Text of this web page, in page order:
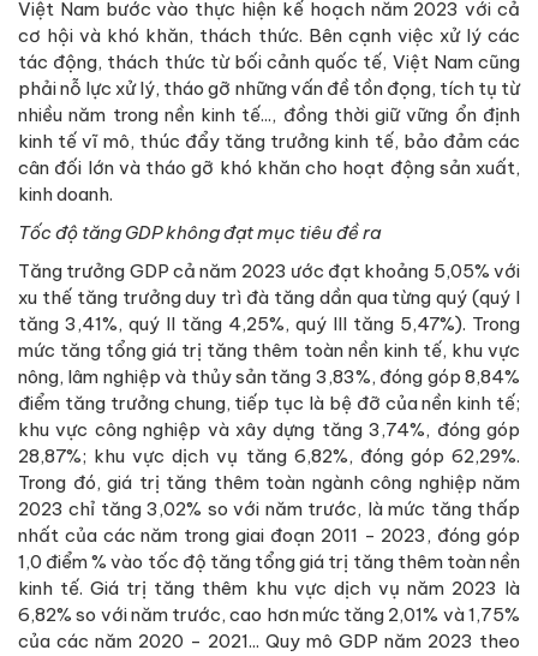
Việt Nam bước vào thực hiện kế hoạch năm 2023 với cả
cơ hội và khó khăn, thách thức. Bên cạnh việc xử lý các
tác động, thách thức từ bối cảnh quốc tế, Việt Nam cũng
phải nỗ lực xử lý, tháo gỡ những vấn đề tồn đọng, tích tụ từ
nhiều năm trong nền kinh tế..., đồng thời giữ vững ổn định
kinh tế vĩ mô, thúc đẩy tăng trưởng kinh tế, bảo đảm các
cân đối lớn và tháo gỡ khó khăn cho hoạt động sản xuất,
kinh doanh.
Tốc độ tăng GDP không đạt mục tiêu đề ra
Tăng trưởng GDP cả năm 2023 ước đạt khoảng 5,05% với
xu thế tăng trưởng duy trì đà tăng dần qua từng quý (quý I
tăng 3,41%, quý II tăng 4,25%, quý III tăng 5,47%). Trong
mức tăng tổng giá trị tăng thêm toàn nền kinh tế, khu vực
nông, lâm nghiệp và thủy sản tăng 3,83%, đóng góp 8,84%
điểm tăng trưởng chung, tiếp tục là bệ đỡ của nền kinh tế;
khu vực công nghiệp và xây dựng tăng 3,74%, đóng góp
28,87%; khu vực dịch vụ tăng 6,82%, đóng góp 62,29%.
Trong đó, giá trị tăng thêm toàn ngành công nghiệp năm
2023 chỉ tăng 3,02% so với năm trước, là mức tăng thấp
nhất của các năm trong giai đoạn 2011 - 2023, đóng góp
1,0 điểm % vào tốc độ tăng tổng giá trị tăng thêm toàn nền
kinh tế. Giá trị tăng thêm khu vực dịch vụ năm 2023 là
6,82% so với năm trước, cao hơn mức tăng 2,01% và 1,75%
của các năm 2020 - 2021... Quy mô GDP năm 2023 theo